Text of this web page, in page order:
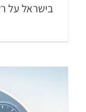
בישראל על